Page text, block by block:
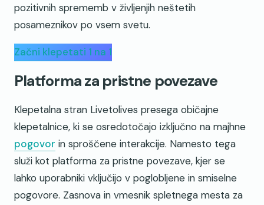
pozitivnih sprememb v življenjih neštetih
posameznikov po vsem svetu.
Začni klepetati 1 na 1
Platforma za pristne povezave
Klepetalna stran Livetolives presega običajne
klepetalnice, ki se osredotočajo izključno na majhne
pogovor in sproščene interakcije. Namesto tega
služi kot platforma za pristne povezave, kjer se
lahko uporabniki vključijo v poglobljene in smiselne
pogovore. Zasnova in vmesnik spletnega mesta za